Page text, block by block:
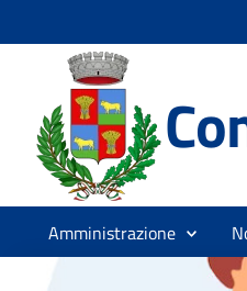
Amministrazione